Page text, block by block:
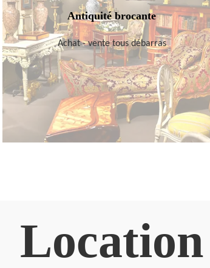
Antiquité brocante
Achat - vente tous débarras
Location